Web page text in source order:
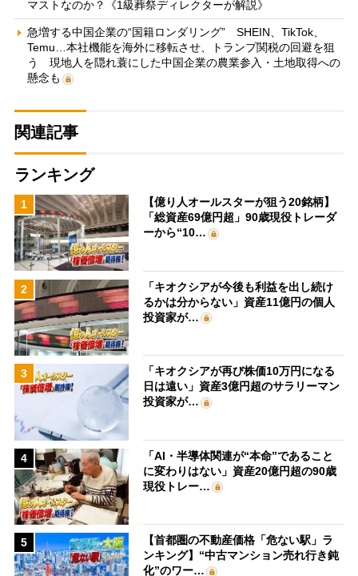
マストなのか？《1級葬祭ディレクターが解説》
急増する中国企業の“国籍ロンダリング” SHEIN、TikTok、
Temu…本社機能を海外に移転させ、トランプ関税の回避を狙
う 現地人を隠れ蓑にした中国企業の農業参入・土地取得への
懸念も
関連記事
ランキング
1
【億り人オールスターが狙う20銘柄】
「総資産69億円超」90歳現役トレーダ
ーから“10…
2
「キオクシアが今後も利益を出し続け
るかは分からない」資産11億円の個人
投資家が…
3
「キオクシアが再び株価10万円になる
日は遠い」資産3億円超のサラリーマン
投資家が…
4
「AI・半導体関連が“本命”であること
に変わりはない」資産20億円超の90歳
現役トレー…
5
【首都圏の不動産価格「危ない駅」ラ
ンキング】“中古マンション売れ行き鈍
化”のワー…